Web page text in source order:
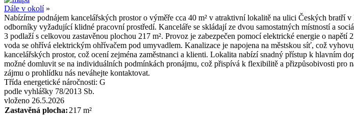
Dále v okolí»
Nabízíme podnájem kancelářských prostor o výměře cca 40 m² v atraktivní lokalitě na ulici Českých bratří
odborníky vyžadující klidné pracovní prostředí. Kanceláře se skládají ze dvou samostatných místností a
3 podlaží s celkovou zastavěnou plochou 217 m². Provoz je zabezpečen pomocí elektrické energie o
voda se ohřívá elektrickým ohřívačem pod umyvadlem. Kanalizace je napojena na městskou síť, což
kancelářských prostor, což ocení zejména zaměstnanci a klienti. Lokalita nabízí snadný přístup k hlavním
možné domluvit se na individuálních podmínkách pronájmu, což přispívá k flexibilitě a přizpůsobivosti
zájmu o prohlídku nás neváhejte kontaktovat.
Třída energetické náročnosti: G
podle vyhlášky 78/2013 Sb.
vloženo 26.5.2026
Zastavěná plocha: 217 m²